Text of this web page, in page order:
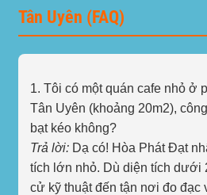
Tân Uyên (FAQ)
1. Tôi có một quán cafe nhỏ ở
Tân Uyên (khoảng 20m2),
bạt kéo không?
Trả lời: Dạ có! Hòa Phát Đạt
tích lớn nhỏ. Dù diện tích dưới
cử kỹ thuật đến tận nơi đo đạc